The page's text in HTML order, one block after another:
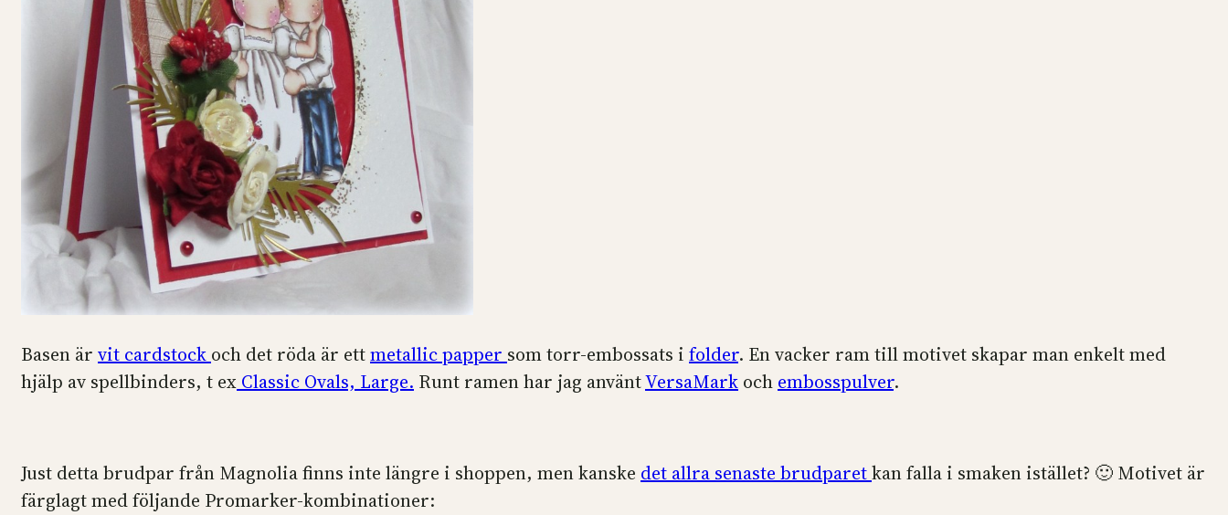
Basen är vit cardstock och det röda är ettmetallic papper som torr-embossats i folder. En vacker ram till motivet skapar man enkelt med
hjälp av spellbinders, t ex Classic Ovals, Large. Runt ramen har jag använtVersaMark och embosspulver.
Just detta brudpar från Magnolia finns inte längre i shoppen, men kanske det allra senaste brudparetkan falla i smaken istället? 🙂 Motivet är
färglagt med följande Promarker-kombinationer: